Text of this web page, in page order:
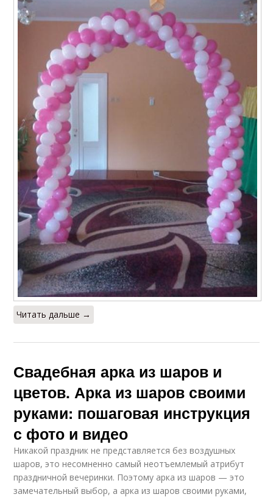
Читать дальше →
Свадебная арка из шаров и
цветов. Арка из шаров своими
руками: пошаговая инструкция
с фото и видео
Никакой праздник не представляется без воздушных
шаров, это несомненно самый неотъемлемый атрибут
праздничной вечеринки. Поэтому арка из шаров — это
замечательный выбор, а арка из шаров своими руками,